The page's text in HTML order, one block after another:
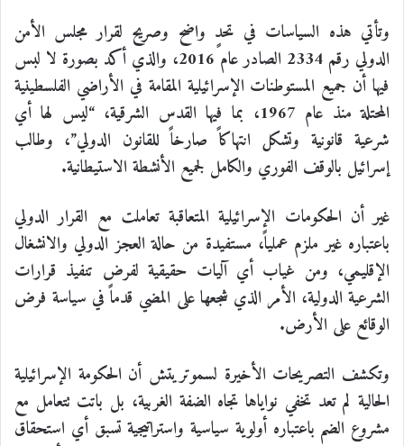
وتأتي هذه السياسات في تحدٍ واضح وصريح لقرار مجلس الأمن
الدولي رقم 2334 الصادر عام 2016، والذي أكد بصورة لا لبس
فيها أن جميع المستوطنات الإسرائيلية المقامة في الأراضي الفلسطينية
المحتلة منذ عام 1967، بما فيها القدس الشرقية، “ليس لها أي
شرعية قانونية وتشكل انتهاكاً صارخاً للقانون الدولي”، وطالب
إسرائيل بالوقف الفوري والكامل لجميع الأنشطة الاستيطانية.
غير أن الحكومات الإسرائيلية المتعاقبة تعاملت مع القرار الدولي
باعتباره غير ملزم عملياً، مستفيدة من حالة العجز الدولي والانشغال
الإقليمي، ومن غياب أي آليات حقيقية لفرض تنفيذ قرارات
الشرعية الدولية، الأمر الذي شجعها على المضي قدماً في سياسة فرض
الوقائع على الأرض.
وتكشف التصريحات الأخيرة لسموتريتش أن الحكومة الإسرائيلية
الحالية لم تعد تخفي نواياها تجاه الضفة الغربية، بل باتت تتعامل مع
مشروع الضم باعتباره أولوية سياسية واستراتيجية تسبق أي استحقاق